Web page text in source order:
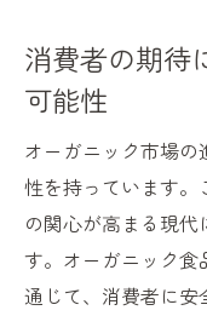
消費者の期待
可能性
オーガニック市場
性を持っています
の関心が高まる現
す。オーガニック食
通じて、消費者に